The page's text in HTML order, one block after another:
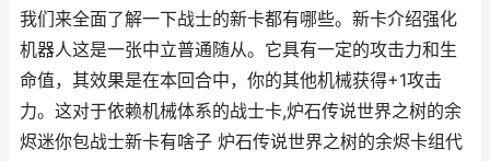
我们来全面了解一下战士的新卡都有哪些。新卡介绍强化
机器人这是一张中立普通随从。它具有一定的攻击力和生
命值，其效果是在本回合中，你的其他机械获得+1攻击
力。这对于依赖机械体系的战士卡,炉石传说世界之树的余
烬迷你包战士新卡有啥子 炉石传说世界之树的余烬卡组代